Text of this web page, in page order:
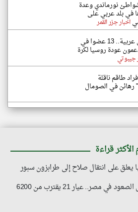
نورماندي وعدة
في بلد عربي على
اخبار جزر القمر
بينهم ممثلو 7 دول عربية.. 13 عضوا في
عودة روسيا لكرة
جيبوتي
طاقم ناقلة
رهائن في الصومال
قراءة
يعلق على انتقال صلاح إلى طرابزون سبور
الذهب يواصل الصعود في مصر.. عيار 21 يقترب من 6200